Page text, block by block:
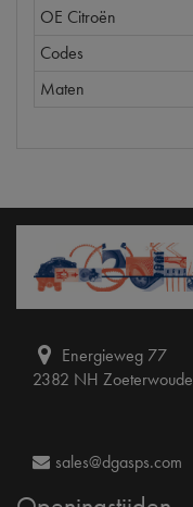
OE Citroën
Codes
Maten
Energieweg 77
2382 NH Zoeterwoude
sales@dgasps.com